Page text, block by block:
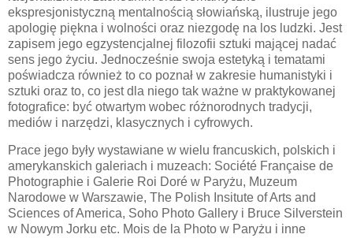
ekspresjonistyczną mentalnością słowiańską, ilustruje jego
apologię piękna i wolności oraz niezgodę na los ludzki. Jest
zapisem jego egzystencjalnej filozofii sztuki mającej nadać
sens jego życiu. Jednocześnie swoja estetyką i tematami
poświadcza również to co poznał w zakresie humanistyki i
sztuki oraz to, co jest dla niego tak ważne w praktykowanej
fotografice: być otwartym wobec różnorodnych tradycji,
mediów i narzędzi, klasycznych i cyfrowych.
Prace jego były wystawiane w wielu francuskich, polskich i
amerykanskich galeriach i muzeach: Société Française de
Photographie i Galerie Roi Doré w Paryżu, Muzeum
Narodowe w Warszawie, The Polish Insitute of Arts and
Sciences of America, Soho Photo Gallery i Bruce Silverstein
w Nowym Jorku etc. Mois de la Photo w Paryżu i inne